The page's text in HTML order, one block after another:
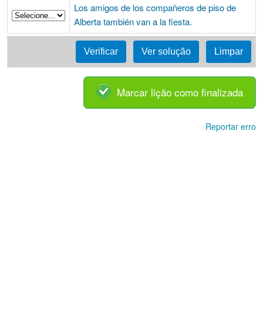
Los amigos de los compañeros de piso de
Alberta también van a la fiesta.
Marcar lição como finalizada
Reportar erro